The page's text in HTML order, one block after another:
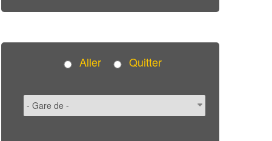
Aller Quitter